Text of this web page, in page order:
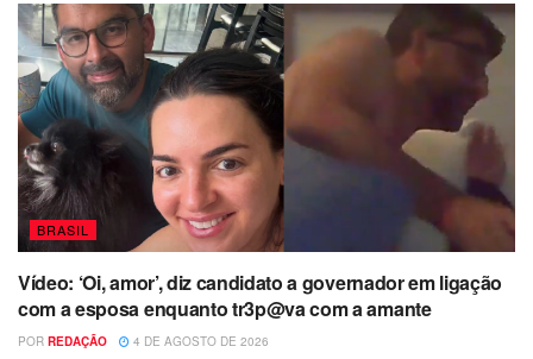
BRASIL
Vídeo: ‘Oi, amor’, diz candidato a governador em ligação
com a esposa enquanto tr3p@va com a amante
POR REDAÇÃO 4 DE AGOSTO DE 2026